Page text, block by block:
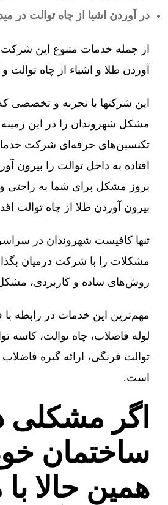
در آوردن اشیا از چاه توالت در
از جمله خدمات متنوع این
آوردن طلا و اشیاء از چاه توالت
این شرکتها با تجربه و تخصصی
مشکل شهروندان را در این
تکنسین‌های حرفه‌ای شرکت
افتاده به داخل توالت را بیرون
بروز مشکل برای شما به راحتی و
بیرون آوردن طلا از چاه توالت
تنها کافیست شهروندان در
مشکلات را با شرکت درمیان
روش‌های ساده و کاربردی،
مهم‌ترین این خدمات در رابطه با
لوله فاضلاب، چاه توالت، کاسه
توالت فرنگی، ارائه گیره
است.
اگر مشکلی
ساختمان
همین حالا با